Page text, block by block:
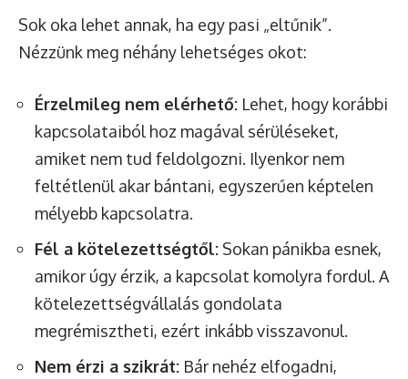
Sok oka lehet annak, ha egy pasi „eltűnik”.
Nézzünk meg néhány lehetséges okot:
Érzelmileg nem elérhető: Lehet, hogy korábbi
kapcsolataiból hoz magával sérüléseket,
amiket nem tud feldolgozni. Ilyenkor nem
feltétlenül akar bántani, egyszerűen képtelen
mélyebb kapcsolatra.
Fél a kötelezettségtől: Sokan pánikba esnek,
amikor úgy érzik, a kapcsolat komolyra fordul. A
kötelezettségvállalás gondolata
megrémisztheti, ezért inkább visszavonul.
Nem érzi a szikrát: Bár nehéz elfogadni,